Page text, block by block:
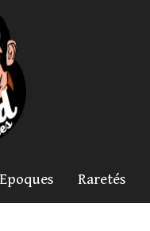
Epoques Raretés